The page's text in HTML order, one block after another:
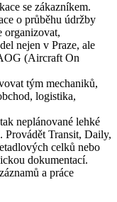
se zákazníkem.
o průběhu údržby
organizovat,
nejen v Praze, ale
(Aircraft On
tým mechaniků,
logistika,
neplánované lehké
Provádět Transit, Daily,
celků nebo
dokumentací.
a práce